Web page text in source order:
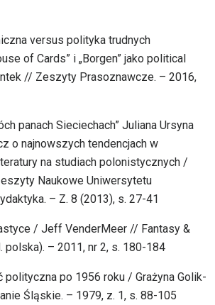
versus polityka trudnych
of Cards” i „Borgen” jako political
// Zeszyty Prasoznawcze. – 2016,
panach Sieciechach” Juliana Ursyna
o najnowszych tendencjach w
na studiach polonistycznych /
Naukowe Uniwersytetu
– Z. 8 (2013), s. 27-41
/ Jeff VenderMeer // Fantasy &
polska). – 2011, nr 2, s. 180-184
polityczna po 1956 roku / Grażyna Golik-
Śląskie. – 1979, z. 1, s. 88-105